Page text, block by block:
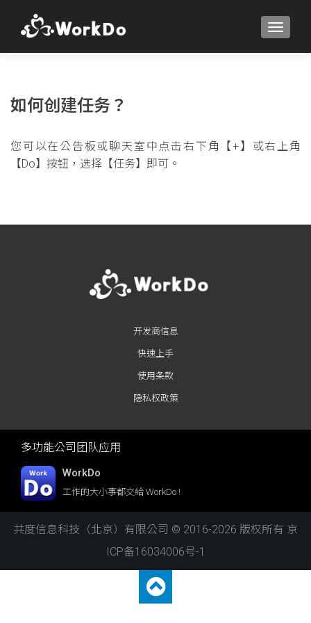
如何创建任务？
您可以在公告板或聊天室中点击右下角【+】或右上角
【Do】按钮，选择【任务】即可。
开发商信息
快速上手
使用条款
隐私权政策
多功能公司团队应用
WorkDo
工作的大小事都交給 WorkDo !
共度信息科技（北京）有限公司 © 2016-2026 版权所有 京
ICP备16034006号-1